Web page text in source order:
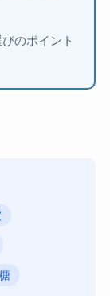
のポイント